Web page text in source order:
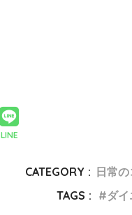
LINE
CATEGORY : 日常
TAGS :
ダイ